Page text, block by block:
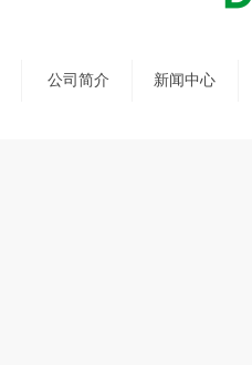
公司简介 新闻中心